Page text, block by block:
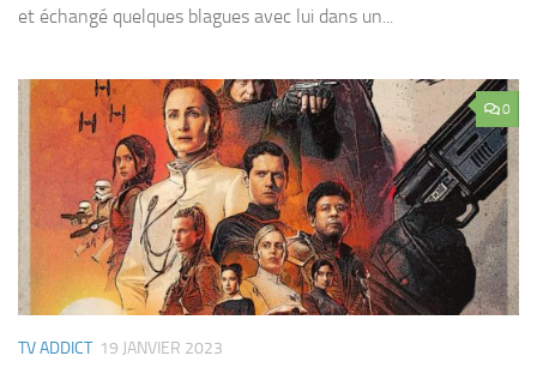
et échangé quelques blagues avec lui dans un...
0
TV ADDICT 19 JANVIER 2023